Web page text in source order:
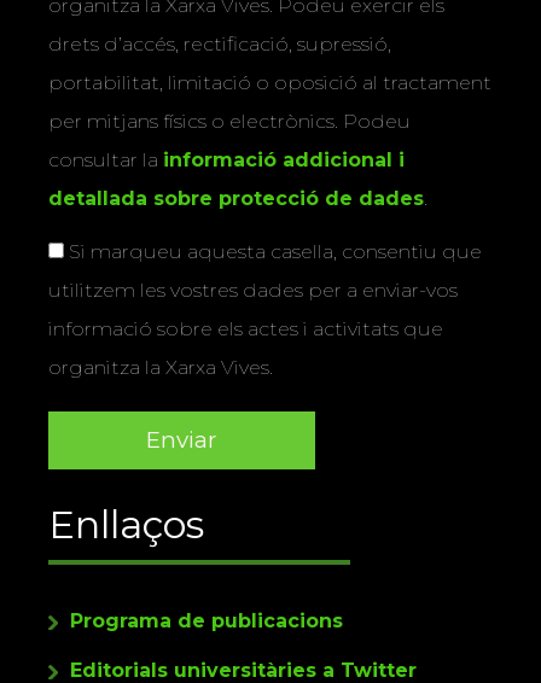
organitza la Xarxa Vives. Podeu exercir els
drets d’accés, rectificació, supressió,
portabilitat, limitació o oposició al tractament
per mitjans físics o electrònics. Podeu
consultar la informació addicional i
detallada sobre protecció de dades
Si marqueu aquesta casella, consentiu que
utilitzem les vostres dades per a enviar-vos
informació sobre els actes i activitats que
organitza la Xarxa Vives.
Enllaços
Programa de publicacions
Editorials universitàries a Twitter